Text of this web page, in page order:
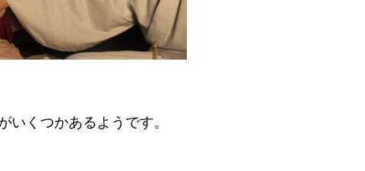
いくつかあるようです。